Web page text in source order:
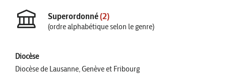
Superordonné(2)
(ordre alphabétique selon le genre)
Diocèse
Diocèse de Lausanne, Genève et Fribourg